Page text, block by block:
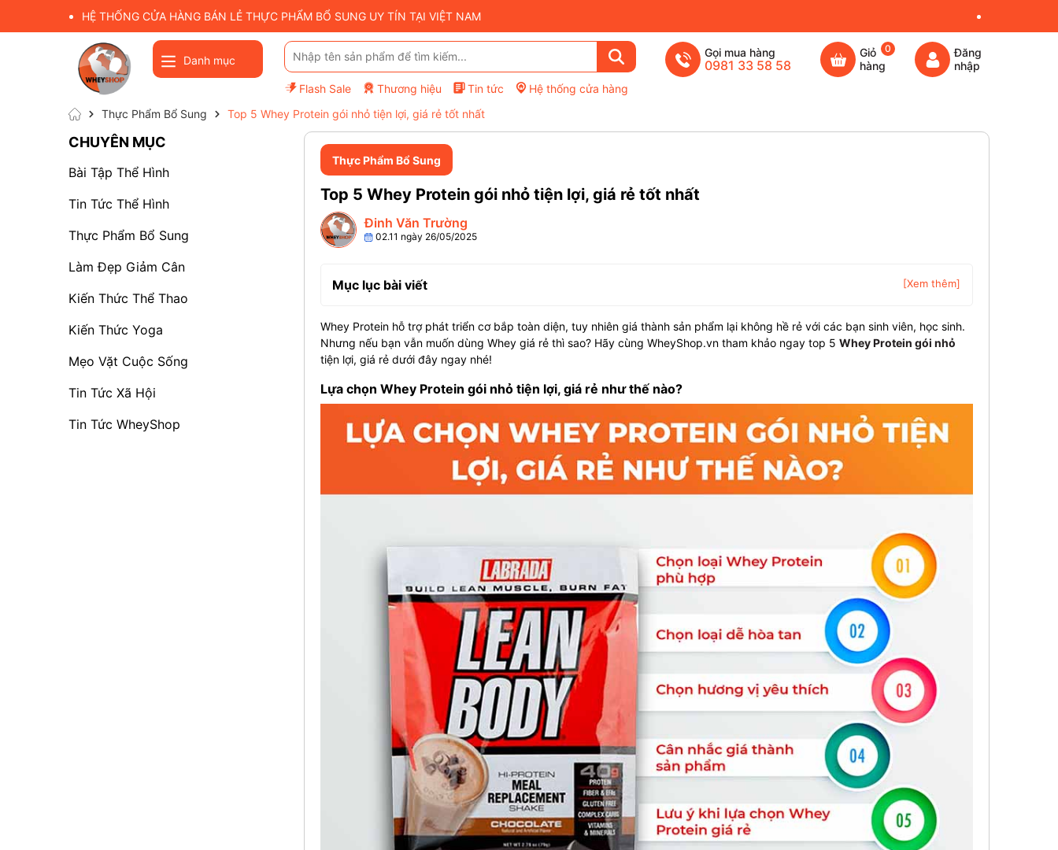
HỆ THỐNG CỬA HÀNG BÁN LẺ THỰC PHẨM BỔ SUNG UY TÍN TẠI VIỆT NAM
Danh mục
Flash Sale Thương hiệu Tin tức Hệ thống cửa hàng
Gọi mua hàng
0981 33 58 58
Giỏ
hàng
0
Đăng
nhập
Thực Phẩm Bổ Sung Top 5 Whey Protein gói nhỏ tiện lợi, giá rẻ tốt nhất
Thực Phẩm Bổ Sung
Top 5 Whey Protein gói nhỏ tiện lợi, giá rẻ tốt nhất
Đinh Văn Trường
02.11 ngày 26/05/2025
Mục lục bài viết [Xem thêm]
Whey Protein hỗ trợ phát triển cơ bắp toàn diện, tuy nhiên giá thành sản phẩm lại không hề rẻ với các bạn sinh viên, học sinh.
Nhưng nếu bạn vẫn muốn dùng Whey giá rẻ thì sao? Hãy cùng WheyShop.vn tham khảo ngay top 5 Whey Protein gói nhỏ
tiện lợi, giá rẻ dưới đây ngay nhé!
Lựa chọn Whey Protein gói nhỏ tiện lợi, giá rẻ như thế nào?
CHUYÊN MỤC
Bài Tập Thể Hình
Tin Tức Thể Hình
Thực Phẩm Bổ Sung
Làm Đẹp Giảm Cân
Kiến Thức Thể Thao
Kiến Thức Yoga
Mẹo Vặt Cuộc Sống
Tin Tức Xã Hội
Tin Tức WheyShop